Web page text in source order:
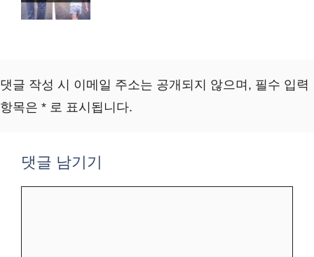
댓글 작성 시 이메일 주소는 공개되지 않으며, 필수 입력
항목은 * 로 표시됩니다.
댓글 남기기